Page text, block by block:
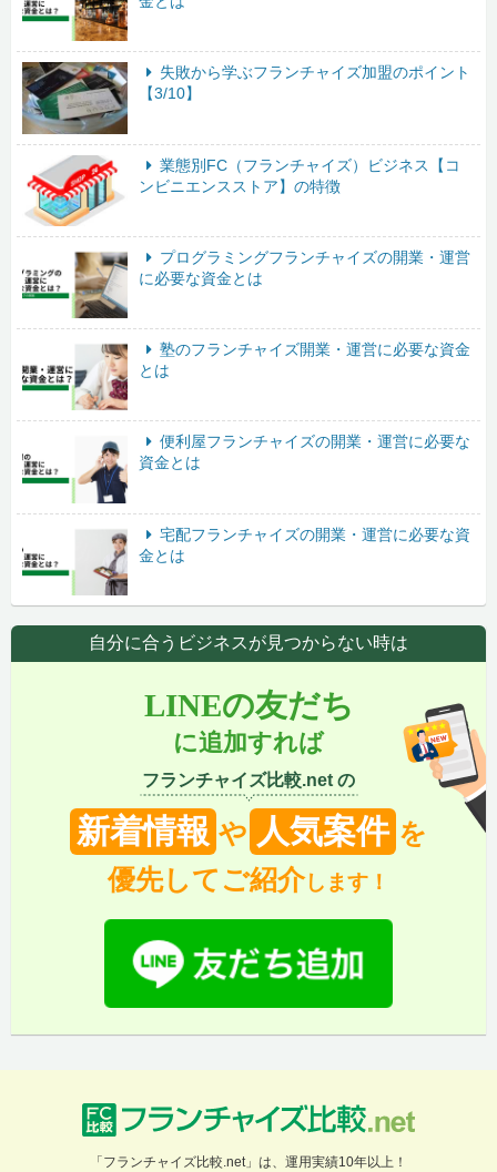
失敗から学ぶフランチャイズ加盟のポイント
【3/10】
業態別FC（フランチャイズ）ビジネス【コ
ンビニエンスストア】の特徴
プログラミングフランチャイズの開業・運営
に必要な資金とは
塾のフランチャイズ開業・運営に必要な資金
とは
便利屋フランチャイズの開業・運営に必要な
資金とは
宅配フランチャイズの開業・運営に必要な資
金とは
自分に合うビジネスが見つからない時は
LINEの友だち
に追加すれば
フランチャイズ比較.net の
新着情報 や 人気案件 を
優先してご紹介します！
「フランチャイズ比較.net」は、運用実績10年以上！